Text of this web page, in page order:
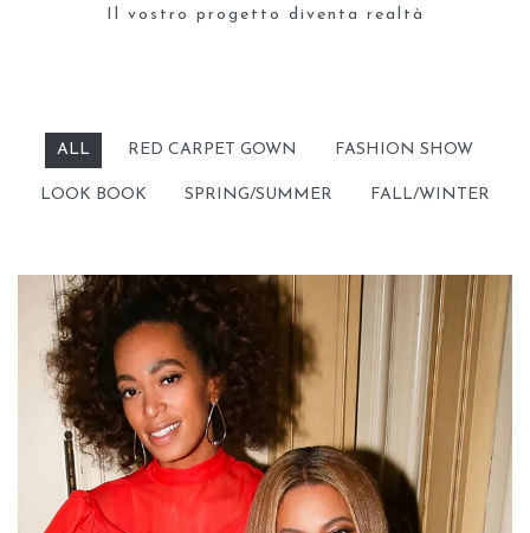
Il vostro progetto diventa realtà
ALL RED CARPET GOWN FASHION SHOW
LOOK BOOK SPRING/SUMMER FALL/WINTER